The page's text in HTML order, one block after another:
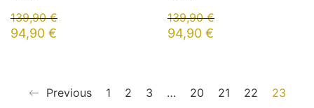
139,90€
94,90 €
139,90€
94,90 €
Previous 1 2 3 … 20 21 22 23